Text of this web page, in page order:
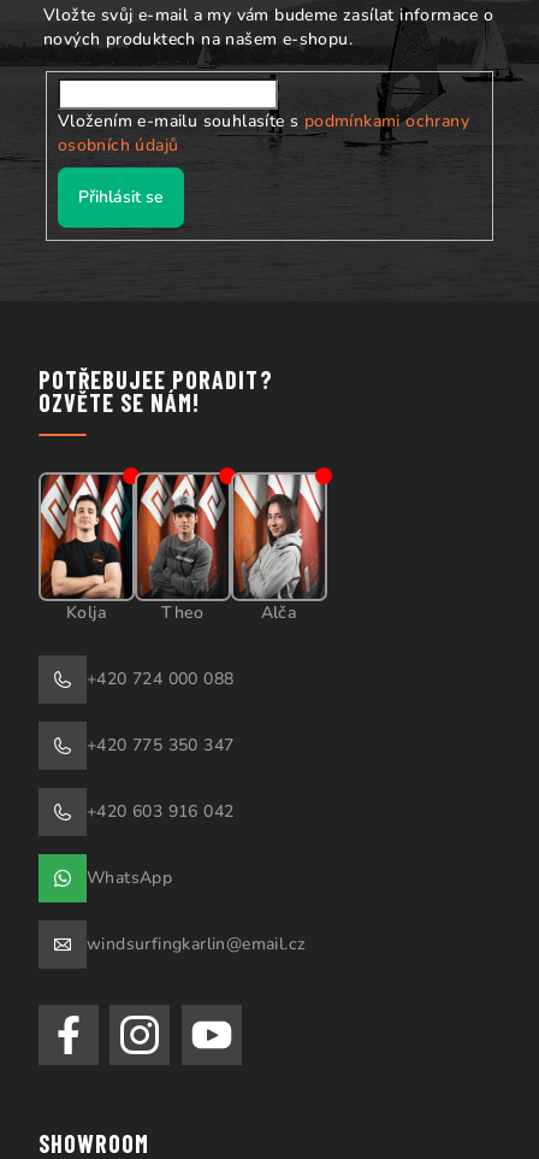
Vložte svůj e-mail a my vám budeme zasílat informace o
nových produktech na našem e-shopu.
Vložením e-mailu souhlasíte s podmínkami ochrany
osobních údajů
Přihlásit se
POTŘEBUJEE PORADIT?
OZVĚTE SE NÁM!
Kolja Theo Alča
+420 724 000 088
+420 775 350 347
+420 603 916 042
WhatsApp
windsurfingkarlin@email.cz
SHOWROOM